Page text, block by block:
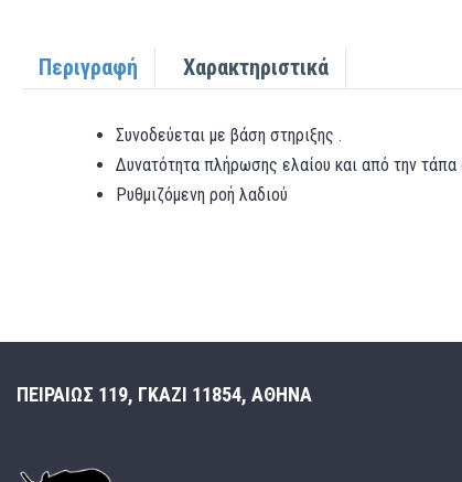
Περιγραφή Χαρακτηριστικά
Συνοδεύεται με βάση στηριξης .
Δυνατότητα πλήρωσης ελαίου και από την
Ρυθμιζόμενη ροή λαδιού
ΠΕΙΡΑΙΩΣ 119, ΓΚΑΖΙ 11854, ΑΘΗΝΑ